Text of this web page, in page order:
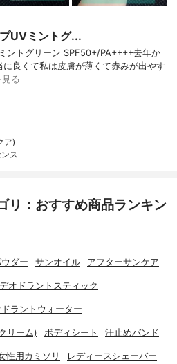
UVミントグ...
ントグリーン SPF50+/PA++++去年か
良くて私は皮膚が薄くて赤みが出やす
る
ア)
ス
リ：おすすめ商品ランキン
ダー サンオイル アフターサンケア
デオドラントスティック
ラントウォーター
リーム) ボディシート 汗止めバンド
性用カミソリ レディースシェーバー